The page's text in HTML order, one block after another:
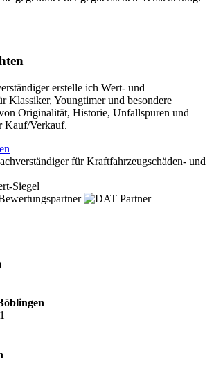
erstelle ich Wert- und
Klassiker, Youngtimer und besondere
Originalität, Historie, Unfallspuren und
Kauf/Verkauf.